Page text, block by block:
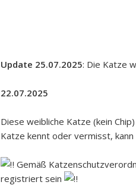
Update 25.07.2025: Die Katze
22.07.2025
Diese weibliche Katze (kein
Katze kennt oder vermisst,
Gemäß
registriert sein